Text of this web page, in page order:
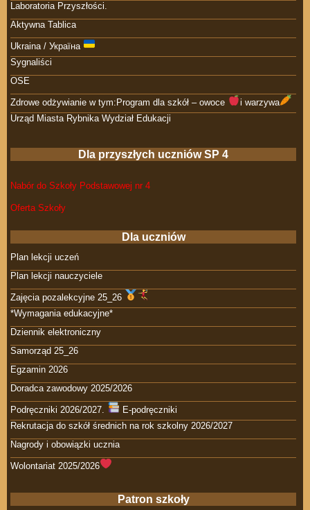
Laboratoria Przyszłości.
Aktywna Tablica
Ukraina / Україна
Sygnaliści
OSE
Zdrowe odżywianie w tym:Program dla szkół – owoce
i warzywa
Urząd Miasta Rybnika Wydział Edukacji
Dla przyszłych uczniów SP 4
Nabór do Szkoły Podstawowej nr 4
Oferta Szkoły
Dla uczniów
Plan lekcji uczeń
Plan lekcji nauczyciele
Zajęcia pozalekcyjne 25_26
*Wymagania edukacyjne*
Dziennik elektroniczny
Samorząd 25_26
Egzamin 2026
Doradca zawodowy 2025/2026
Podręczniki 2026/2027.
E-podręczniki
Rekrutacja do szkół średnich na rok szkolny 2026/2027
Nagrody i obowiązki ucznia
Wolontariat 2025/2026
Patron szkoły